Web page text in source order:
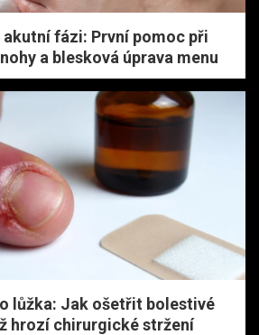
fázi: První pomoc při
a blesková úprava menu
lůžka: Jak ošetřit bolestivé
hrozí chirurgické stržení